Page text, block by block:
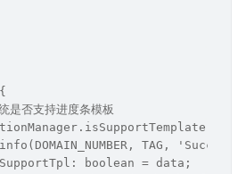
否支持进度条模板
TAG,
boolean = data;